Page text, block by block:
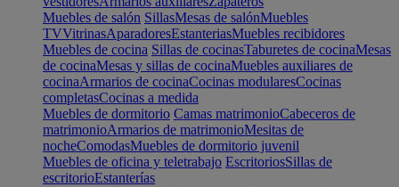
Muebles de salón SillasMesas de salónMuebles
TVVitrinasAparadoresEstanteriasMuebles recibidores
Muebles de cocina Sillas de cocinasTaburetes de cocinaMesas
de cocinaMesas y sillas de cocinaMuebles auxiliares de
cocinaArmarios de cocinaCocinas modularesCocinas
completasCocinas a medida
Muebles de dormitorio Camas matrimonioCabeceros de
matrimonioArmarios de matrimonioMesitas de
nocheComodasMuebles de dormitorio juvenil
Muebles de oficina y teletrabajo EscritoriosSillas de
escritorioEstanterías